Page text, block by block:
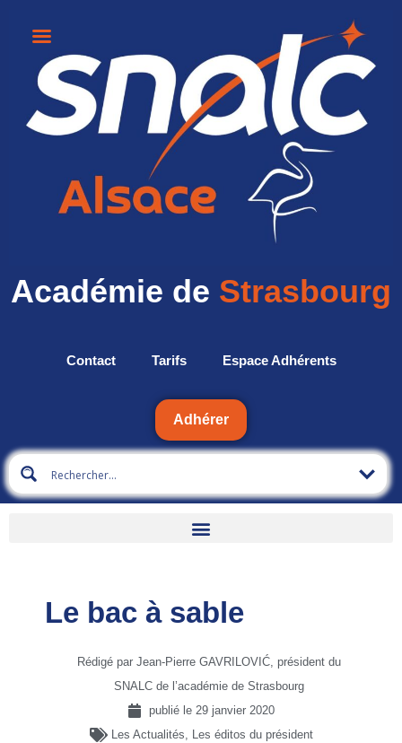
Académie de Strasbourg
Contact Tarifs Espace Adhérents
Adhérer
Le bac à sable
Rédigé par Jean-Pierre GAVRILOVIĆ, président du
SNALC de l’académie de Strasbourg
publié le 29 janvier 2020
Les Actualités, Les éditos du président